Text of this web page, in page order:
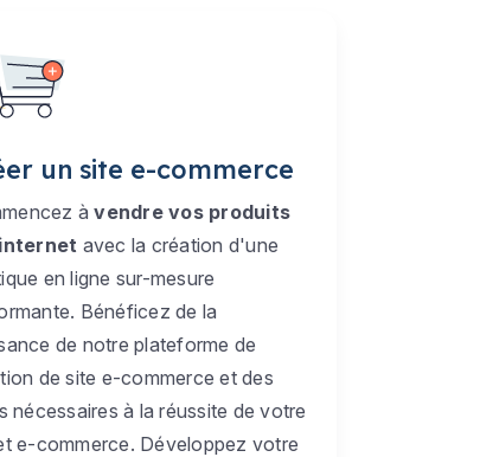
un site e-commerce
àvendre vos produits
avec la création d'une
en ligne sur-mesure
Bénéficez de la
de notre plateforme de
de site e-commerce et des
nécessaires à la réussite de votre
e-commerce. Développez votre